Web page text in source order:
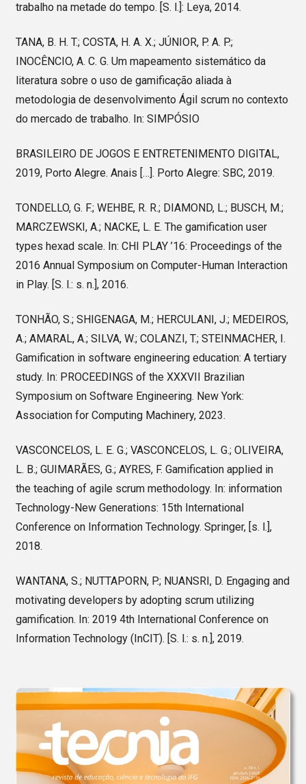
trabalho na metade do tempo. [S. l.]: Leya, 2014.
TANA, B. H. T.; COSTA, H. A. X.; JÚNIOR, P. A. P.;
INOCÊNCIO, A. C. G. Um mapeamento sistemático da
literatura sobre o uso de gamificação aliada à
metodologia de desenvolvimento Ágil scrum no contexto
do mercado de trabalho. In: SIMPÓSIO
BRASILEIRO DE JOGOS E ENTRETENIMENTO DIGITAL,
2019, Porto Alegre. Anais […]. Porto Alegre: SBC, 2019.
TONDELLO, G. F.; WEHBE, R. R.; DIAMOND, L.; BUSCH, M.;
MARCZEWSKI, A.; NACKE, L. E. The gamification user
types hexad scale. In: CHI PLAY ’16: Proceedings of the
2016 Annual Symposium on Computer-Human Interaction
in Play. [S. l.: s. n.], 2016.
TONHÃO, S.; SHIGENAGA, M.; HERCULANI, J.; MEDEIROS,
A.; AMARAL, A.; SILVA, W.; COLANZI, T.; STEINMACHER, I.
Gamification in software engineering education: A tertiary
study. In: PROCEEDINGS of the XXXVII Brazilian
Symposium on Software Engineering. New York:
Association for Computing Machinery, 2023.
VASCONCELOS, L. E. G.; VASCONCELOS, L. G.; OLIVEIRA,
L. B.; GUIMARÃES, G.; AYRES, F. Gamification applied in
the teaching of agile scrum methodology. In: information
Technology-New Generations: 15th International
Conference on Information Technology. Springer, [s. l.],
2018.
WANTANA, S.; NUTTAPORN, P.; NUANSRI, D. Engaging and
motivating developers by adopting scrum utilizing
gamification. In: 2019 4th International Conference on
Information Technology (InCIT). [S. l.: s. n.], 2019.